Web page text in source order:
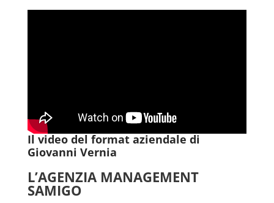
Il video del format aziendale di
Giovanni Vernia
L’AGENZIA MANAGEMENT
SAMIGO